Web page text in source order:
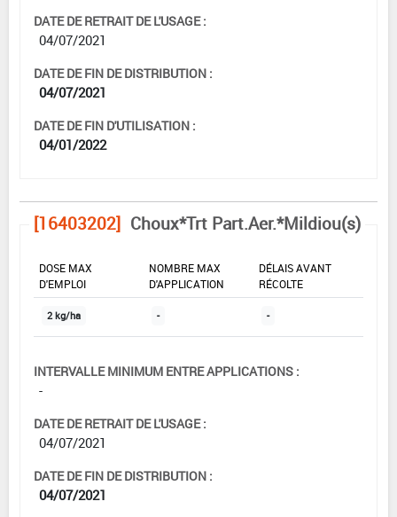
DATE DE RETRAIT DE L'USAGE :
04/07/2021
DATE DE FIN DE DISTRIBUTION :
04/07/2021
DATE DE FIN D'UTILISATION :
04/01/2022
[16403202] Choux*Trt Part.Aer.*Mildiou(s)
DOSE MAX
D'EMPLOI
NOMBRE MAX
D'APPLICATION
DÉLAIS AVANT
RÉCOLTE
2 kg/ha - -
INTERVALLE MINIMUM ENTRE APPLICATIONS :
-
DATE DE RETRAIT DE L'USAGE :
04/07/2021
DATE DE FIN DE DISTRIBUTION :
04/07/2021